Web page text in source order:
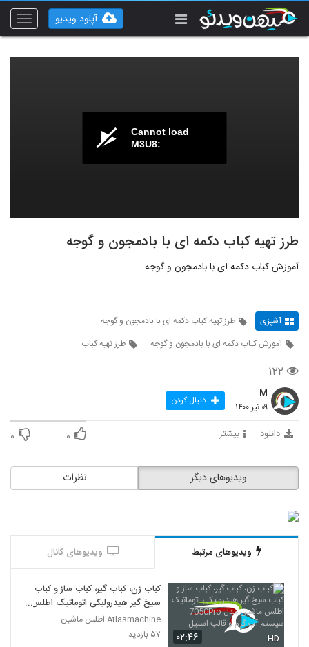
Toggle
آپلود ویدیو
Cannot load
M3U8:
طرز تهیه کباب دکمه ای با بادمجون و گوجه
آموزش کباب دکمه ای با بادمجون و گوجه
آشپزی
طرز تهیه کباب دکمه ای با بادمجون و گوجه
آموزش کباب دکمه ای با بادمجون و گوجه
طرز تهیه کباب
۱۲۲
M
۰۹ تیر ۱۴۰۰ دنبال کردن
دانلود بیشتر ۰ ۰
نظرات ویدیوهای دیگر
ویدیوهای مرتبط ویدیوهای کانال
۰۲:۴۶ HD
کباب زن، کباب گیر، کباب ساز و کباب
سیخ گیر هیدرولیکی اتوماتیک اطلس
ماشین مدل 7050Pro سیستم آب
گرم و قالب استیل
Atlasmachine اطلس ماشین
۵۷ بازدید